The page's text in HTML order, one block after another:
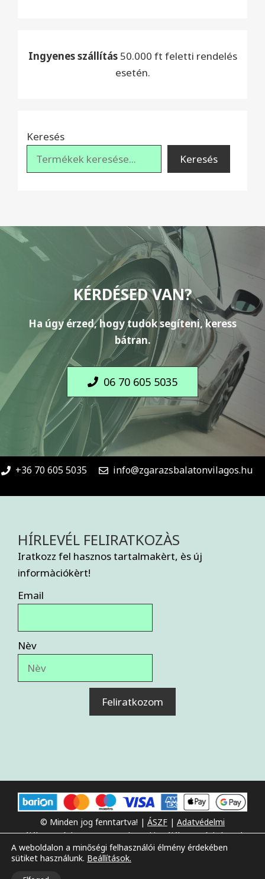
Ingyenes szállítás 50.000 ft feletti rendelés
esetén.
Keresés
Keresés
KÉRDÉSED VAN?
Ha úgy érzed, hogy tudok segíteni, keress
bátran.
06 70 605 5035
+36 70 605 5035 info@zgarazsbalatonvilagos.hu
HÍRLEVÉL FELIRATKOZÀS
Iratkozz fel hasznos tartalmakèrt, ès új
informàciókèrt!
Email
Nèv
Feliratkozom
© Minden jog fenntartva! | ÁSZF | Adatvédelmi
tájékoztató|Impresszum|Cookie tájékoztató|Ikonok
forrása
Készítette:Szűcs Ádám -WordPress weboldal készítés
A weboldalon a minőségi felhasználói élmény érdekében
sütiket használunk. Beállítások.